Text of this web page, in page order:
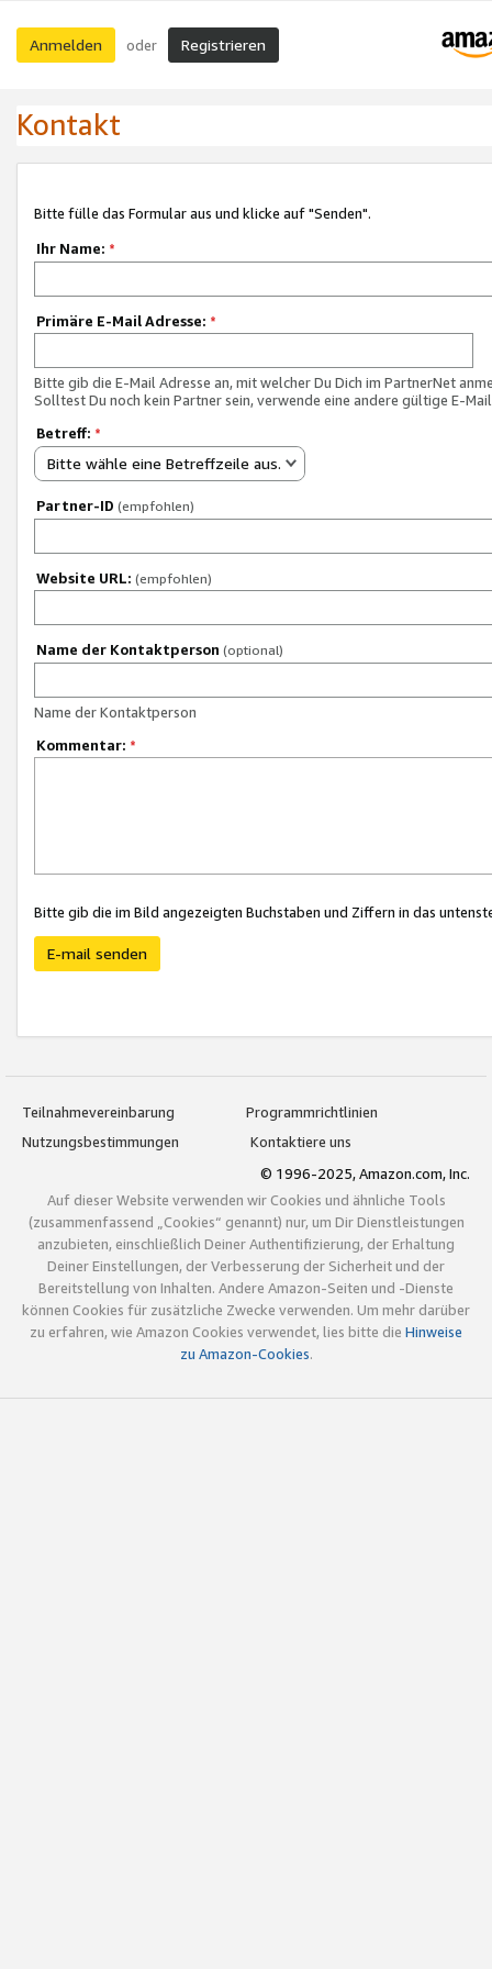
Anmelden oder Registrieren
Kontakt
Bitte fülle das Formular aus und klicke auf "Senden".
Ihr Name: *
Primäre E-Mail Adresse: *
Bitte gib die E-Mail Adresse an, mit welcher Du Dich im PartnerNet
Solltest Du noch kein Partner sein, verwende eine andere gültige E-
Betreff: *
Bitte wähle eine Betreffzeile aus.
Partner-ID (empfohlen)
Website URL: (empfohlen)
Name der Kontaktperson (optional)
Name der Kontaktperson
Kommentar: *
Bitte gib die im Bild angezeigten Buchstaben und Ziffern in das
E-mail senden
Teilnahmevereinbarung
Programmrichtlinien
Nutzungsbestimmungen
Kontaktiere uns
© 1996-2025, Amazon.com, Inc.
Auf dieser Website verwenden wir Cookies und ähnliche Tools
(zusammenfassend „Cookies“ genannt) nur, um Dir Dienstleistungen
anzubieten, einschließlich Deiner Authentifizierung, der Erhaltung
Deiner Einstellungen, der Verbesserung der Sicherheit und der
Bereitstellung von Inhalten. Andere Amazon-Seiten und -Dienste
können Cookies für zusätzliche Zwecke verwenden. Um mehr darüber
zu erfahren, wie Amazon Cookies verwendet, lies bitte die Hinweise
zu Amazon-Cookies.